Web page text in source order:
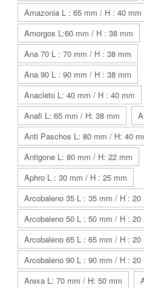
Amazonia L : 65 mm / H : 40 mm
Amorgos L:60 mm / H : 38 mm
Ana 70 L : 70 mm / H : 38 mm
Ana 90 L : 90 mm / H : 38 mm
Anacleto L: 40 mm / H : 40 mm
Anafi L: 65 mm / H: 38 mm
Anti Paschos L: 80 mm / H: 40
Antigone L: 80 mm / H: 22 mm
Aphro L : 30 mm / H : 25 mm
Arcobaleno 35 L : 35 mm / H : 20
Arcobaleno 50 L : 50 mm / H : 20
Arcobaleno 65 L : 65 mm / H : 20
Arcobaleno 90 L : 90 mm / H : 20
Arexa L: 70 mm / H: 50 mm